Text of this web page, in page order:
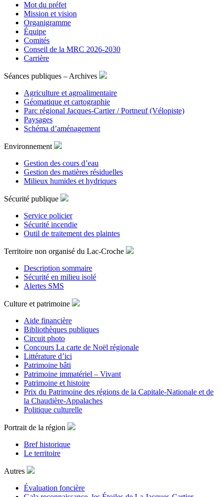
Mot du préfet
Mission et vision
Organigramme
Équipe
Comités
Conseil de la MRC 2026-2030
Carrière
Séances publiques – Archives
Agriculture et agroalimentaire
Géomatique et cartographie
Parc régional Jacques-Cartier / Portneuf (Vélopiste)
Paysages
Schéma d’aménagement
Environnement
Gestion des cours d’eau
Gestion des matières résiduelles
Milieux humides et hydriques
Sécurité publique
Service policier
Sécurité incendie
Outil de traitement des plaintes
Territoire non organisé du Lac-Croche
Description sommaire
Sécurité en milieu isolé
Alertes SMS
Culture et patrimoine
Aide financière
Bibliothèques publiques
Circuit photo
Concours La carte de Noël régionale
Littérature d’ici
Patrimoine bâti
Patrimoine immatériel – Vivant
Patrimoine et histoire
Prix du Patrimoine des régions de la Capitale-Nationale et de
la Chaudière-Appalaches
Politique culturelle
Portrait de la région
Bref historique
Le territoire
Autres
Évaluation foncière